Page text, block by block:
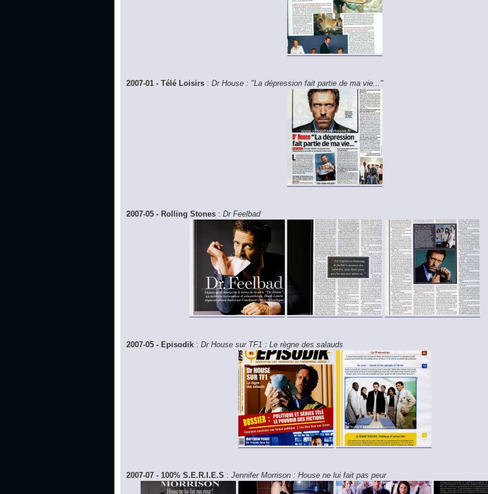
2007-01 - Télé Loisirs : Dr House : "La dépression fait partie de ma vie..."
2007-05 - Rolling Stones : Dr Feelbad
2007-05 - Episodik : Dr House sur TF1 : Le règne des salauds
2007-07 - 100% S.E.R.I.E.S : Jennifer Morrison : House ne lui fait pas peur